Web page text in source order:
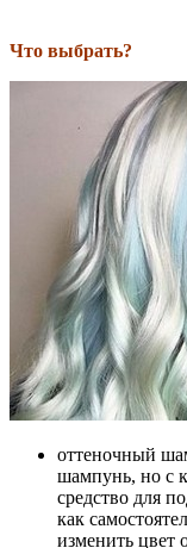
Что выбрать?
оттеночный
шампунь, но с
средство для
как
изменить цвет